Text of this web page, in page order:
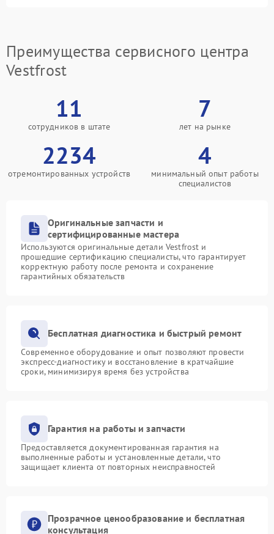
Преимущества сервисного центра
Vestfrost
11
сотрудников в штате
7
лет на рынке
2234
отремонтированных устройств
4
минимальный опыт работы
специалистов
Оригинальные запчасти и
сертифицированные мастера
Используются оригинальные детали Vestfrost и
прошедшие сертификацию специалисты, что гарантирует
корректную работу после ремонта и сохранение
гарантийных обязательств
Бесплатная диагностика и быстрый ремонт
Современное оборудование и опыт позволяют провести
экспресс-диагностику и восстановление в кратчайшие
сроки, минимизируя время без устройства
Гарантия на работы и запчасти
Предоставляется документированная гарантия на
выполненные работы и установленные детали, что
защищает клиента от повторных неисправностей
Прозрачное ценообразование и бесплатная
консультация